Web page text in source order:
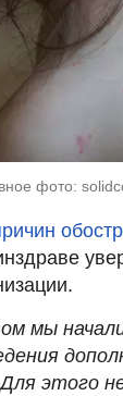
фото:
мы
этого